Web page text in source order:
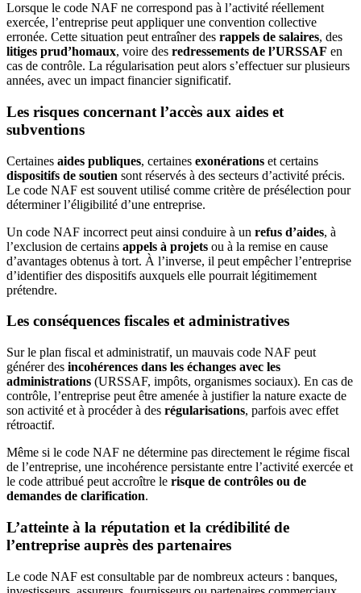
Lorsque le code NAF ne correspond pas à l’activité réellement
exercée, l’entreprise peut appliquer une convention collective
erronée. Cette situation peut entraîner des rappels de salaires, des
litiges prud’homaux, voire des redressements de l’URSSAF en
cas de contrôle. La régularisation peut alors s’effectuer sur plusieurs
années, avec un impact financier significatif.
Les risques concernant l’accès aux aides et
subventions
Certaines aides publiques, certaines exonérations et certains
dispositifs de soutien sont réservés à des secteurs d’activité précis.
Le code NAF est souvent utilisé comme critère de présélection pour
déterminer l’éligibilité d’une entreprise.
Un code NAF incorrect peut ainsi conduire à un refus d’aides, à
l’exclusion de certains appels à projets ou à la remise en cause
d’avantages obtenus à tort. À l’inverse, il peut empêcher l’entreprise
d’identifier des dispositifs auxquels elle pourrait légitimement
prétendre.
Les conséquences fiscales et administratives
Sur le plan fiscal et administratif, un mauvais code NAF peut
générer des incohérences dans les échanges avec les
administrations (URSSAF, impôts, organismes sociaux). En cas de
contrôle, l’entreprise peut être amenée à justifier la nature exacte de
son activité et à procéder à des régularisations, parfois avec effet
rétroactif.
Même si le code NAF ne détermine pas directement le régime fiscal
de l’entreprise, une incohérence persistante entre l’activité exercée et
le code attribué peut accroître le risque de contrôles ou de
demandes de clarification.
L’atteinte à la réputation et la crédibilité de
l’entreprise auprès des partenaires
Le code NAF est consultable par de nombreux acteurs : banques,